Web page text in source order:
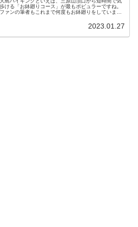
ける「お鉢廻りコース」が最もポピュラーですね。
ァンの筆者もこれまで何度もお鉢廻りをしていま
2023.01.27